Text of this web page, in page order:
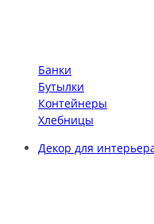
Банки
Бутылки
Контейнеры
Хлебницы
Декор для